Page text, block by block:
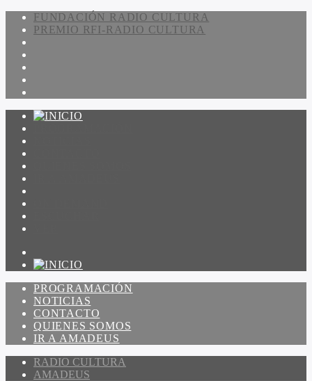
FUNDACIÓN RADIO CULTURA
PREMIO RFI-RADIO CULTURA
PROGRAMACIÓN
NOTICIAS
CONTACTO
QUIENES SOMOS
IR A AMADEUS
RADIO CULTURA
AMADEUS